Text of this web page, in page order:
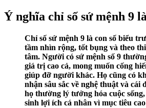
Ý nghĩa chỉ số sứ mệnh 9
Chỉ số sứ mệnh 9 là con số biểu
tầm nhìn rộng, tốt bụng và theo
tâm. Người có sứ mệnh số 9
giá trị cao cả, mong muốn cống
giúp đỡ người khác. Họ cũng có
nhận sâu sắc về nghệ thuật và cái
họ thường lý tưởng hóa cuộc
sinh lợi ích cá nhân vì mục tiêu